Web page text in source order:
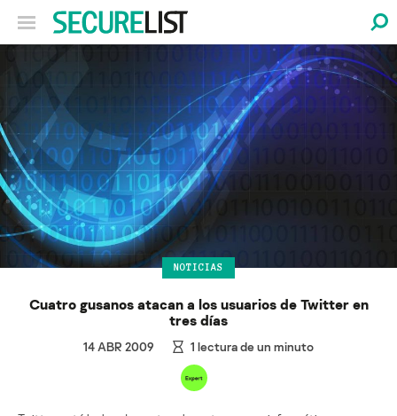
NOTICIAS
Cuatro gusanos atacan a los usuarios de Twitter en
tres días
14 ABR 2009 1 lectura de un minuto